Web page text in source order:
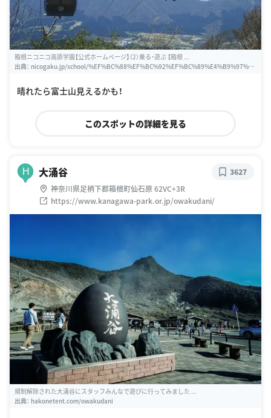
箱根ニコニコ高原学園【公式ホームページ】（2）乗る・遊ぶ 【箱根 ...
出典： nicogaku.jp/school/%EF%BC%88%EF%BC%92%EF%BC%89%E4%B9%97%E
AE%B1%E6%A0%B9%E3%83%AD%E3%83%BC%E3%83%97%E3%82%A6%E3%8
2%A7%E3%82%A4%E3%80%91
晴れたら富士山見えるかも！
このスポットの詳細を見る
H 大涌谷
神奈川県足柄下郡箱根町仙石原 62VC+3R
https://www.kanagawa-park.or.jp/owakudani/
3627
規制解除された大涌谷にスタッフみんなで遊びに行ってみました ...
出典： hakonetent.com/owakudani